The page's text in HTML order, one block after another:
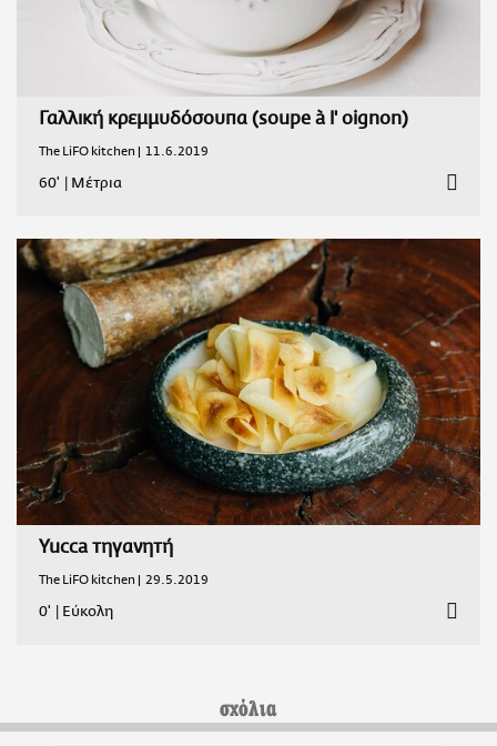
Γαλλική κρεμμυδόσουπα (soupe à l' oignon)
The LiFO kitchen | 11.6.2019
60' Μέτρια
Yucca τηγανητή
The LiFO kitchen | 29.5.2019
0' | Εύκολη
σχόλια